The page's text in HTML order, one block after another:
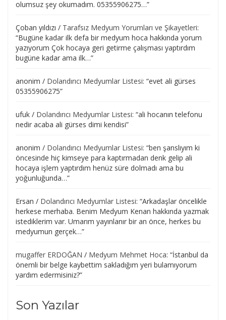
olumsuz şey okumadım. 05355906275…”
Çoban yıldızı / Tarafsız Medyum Yorumları ve Şikayetleri:
“Bugüne kadar ilk defa bir medyum hoca hakkında yorum
yazıyorum Çok hocaya geri getirme çalışması yaptırdım
bugüne kadar ama ilk…”
anonim / Dolandırıcı Medyumlar Listesi: “evet ali gürses
05355906275”
ufuk / Dolandırıcı Medyumlar Listesi: “ali hocanın telefonu
nedir acaba ali gürses dimi kendisi”
anonim / Dolandırıcı Medyumlar Listesi: “ben şanslıyım ki
öncesinde hiç kimseye para kaptırmadan denk gelip ali
hocaya işlem yaptırdım henüz süre dolmadı ama bu
yoğunluğunda…”
Ersan / Dolandırıcı Medyumlar Listesi: “Arkadaşlar öncelikle
herkese merhaba. Benim Medyum Kenan hakkında yazmak
istediklerim var. Umarım yayınlanır bir an önce, herkes bu
medyumun gerçek…”
mugaffer ERDOĞAN / Medyum Mehmet Hoca: “İstanbul da
önemli bir belge kaybettim sakladığım yeri bulamıyorum
yardım edermisiniz?”
Son Yazılar